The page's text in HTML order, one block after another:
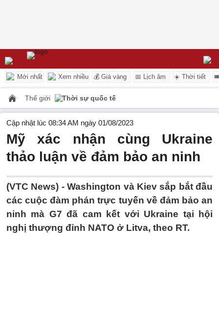
Mới nhất Xem nhiều 💰 Giá vàng 📅 Lịch âm ☀️ Thời tiết
Thế giới Thời sự quốc tế
Cập nhật lúc 08:34 AM ngày 01/08/2023
Mỹ xác nhận cùng Ukraine
thảo luận về đảm bảo an ninh
(VTC News) -Washington và Kiev sắp bắt đầu
các cuộc đàm phán trực tuyến về đảm bảo an
ninh mà G7 đã cam kết với Ukraine tại hội
nghị thượng đỉnh NATO ở Litva, theo RT.